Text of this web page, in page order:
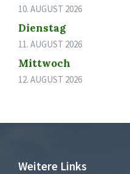
10. AUGUST 2026
Dienstag
11. AUGUST 2026
Mittwoch
12. AUGUST 2026
Weitere Links